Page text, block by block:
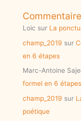
Loic sur La
champ_2019 sur
en 6 étapes
Marc-Antoine
formel en 6 étapes
champ_2019 sur
poétique